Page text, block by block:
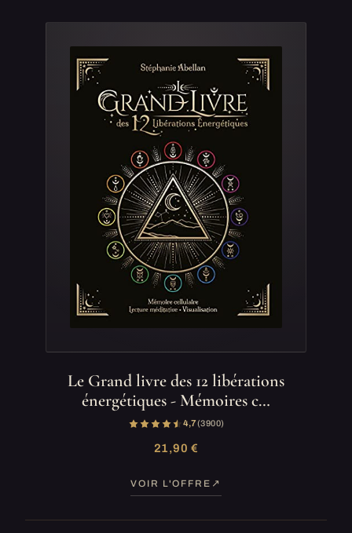
Le Grand livre des 12 libérations
énergétiques - Mémoires c…
4,7(3 900)
21,90 €
VOIR L'OFFRE